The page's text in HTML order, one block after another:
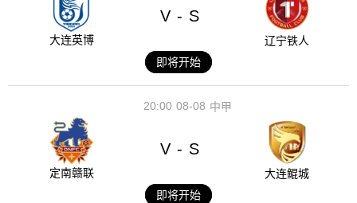
大连英博
V - S
辽宁铁人
即将开始
08-08
20:00 中甲
定南赣联
V - S
大连鲲城
即将开始